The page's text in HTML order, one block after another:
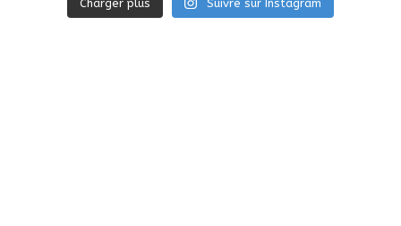
Charger plus Suivre sur Instagram